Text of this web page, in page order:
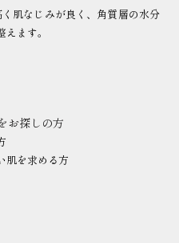
肌なじみが良く、角質層の水分
ます。
お探しの方
肌を求める方